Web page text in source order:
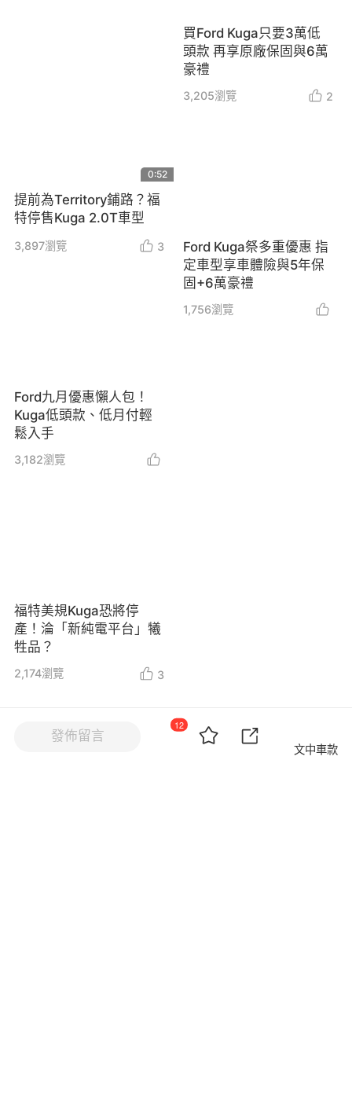
12
文中車款
0:52
提前為Territory鋪路？福
特停售Kuga 2.0T車型
3,897瀏覽 3
Ford九月優惠懶人包！
Kuga低頭款、低月付輕
鬆入手
3,182瀏覽
福特美規Kuga恐將停
產！淪「新純電平台」犧
牲品？
2,174瀏覽 3
買Ford Kuga只要3萬低
頭款 再享原廠保固與6萬
豪禮
3,205瀏覽 2
Ford Kuga祭多重優惠 指
定車型享車體險與5年保
固+6萬豪禮
1,756瀏覽